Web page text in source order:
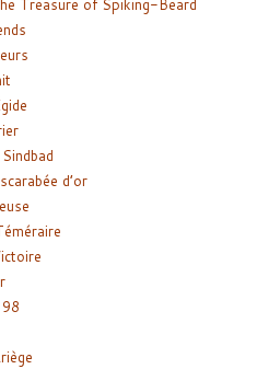
Treasure of Spiking-Beard
d’or